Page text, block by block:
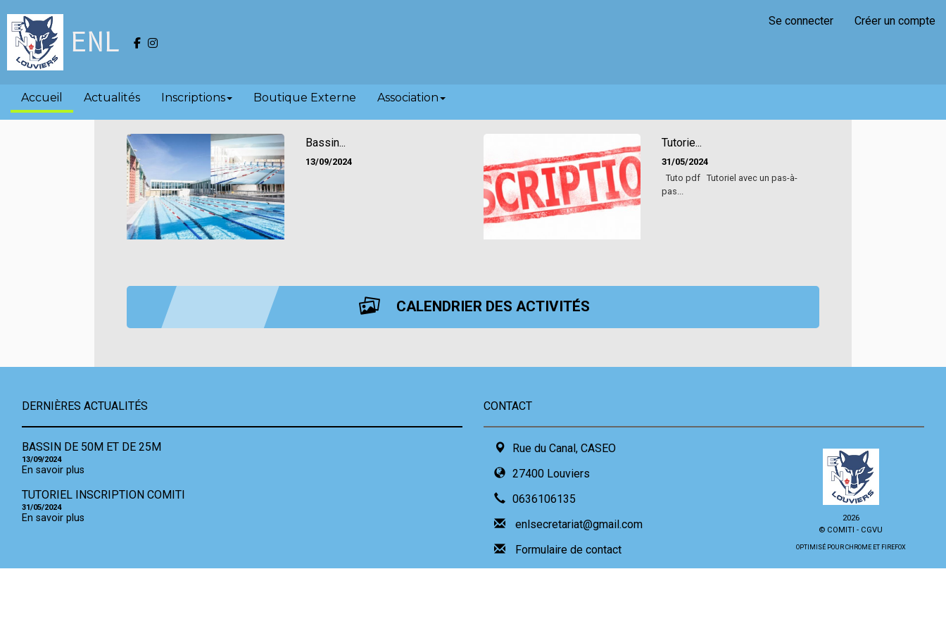
ENL
Se connecter Créer un compte
Accueil Actualités Inscriptions Boutique Externe Association
Bassin...
13/09/2024
Tutorie...
31/05/2024
Tuto pdf Tutoriel avec un pas-à-
pas...
CALENDRIER DES ACTIVITÉS
DERNIÈRES ACTUALITÉS
BASSIN DE 50M ET DE 25M
13/09/2024
En savoir plus
TUTORIEL INSCRIPTION COMITI
31/05/2024
En savoir plus
CONTACT
Rue du Canal, CASEO
27400 Louviers
0636106135
enlsecretariat@gmail.com
Formulaire de contact
2026
© COMITI - CGVU
OPTIMISÉ POUR CHROME ET FIREFOX